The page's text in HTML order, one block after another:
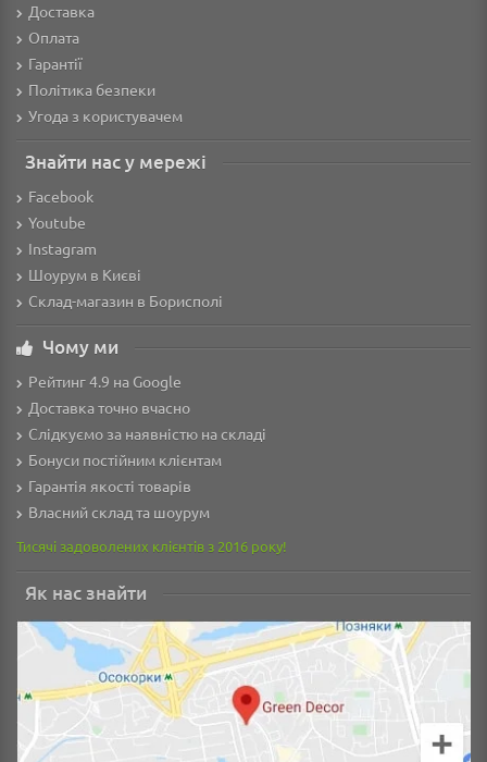
Доставка
Оплата
Гарантії
Політика безпеки
Угода з користувачем
Знайти нас у мережі
Facebook
Youtube
Instagram
Шоурум в Києві
Склад-магазин в Борисполі
Чому ми
Рейтинг 4.9 на Google
Доставка точно вчасно
Слідкуємо за наявністю на складі
Бонуси постійним клієнтам
Гарантія якості товарів
Власний склад та шоурум
Тисячі задоволених клієнтів з 2016 року!
Як нас знайти